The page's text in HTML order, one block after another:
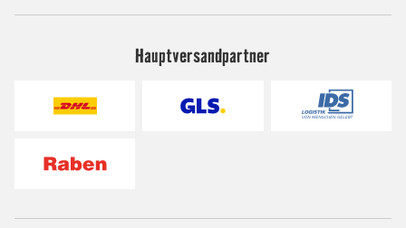
Hauptversandpartner